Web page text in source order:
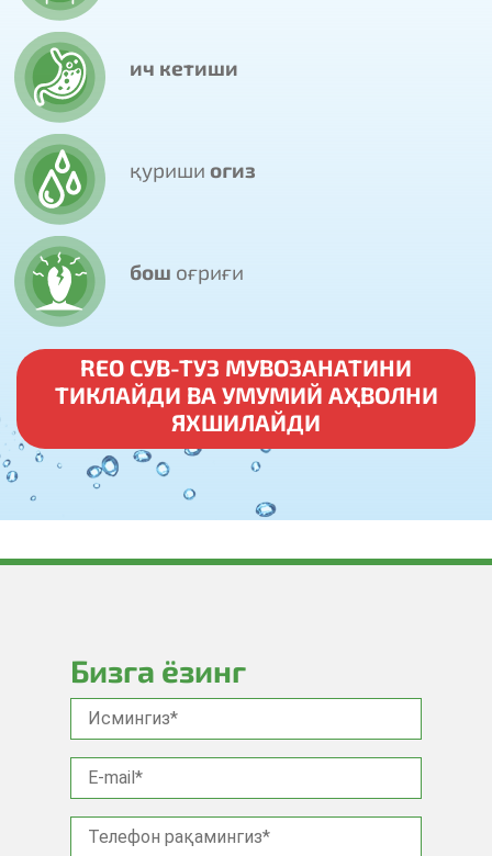
ич кетиши
қуриши оғиз
бош оғриғи
REO СУВ-ТУЗ МУВОЗАНАТИНИ
ТИКЛАЙДИ ВА УМУМИЙ АҲВОЛНИ
ЯХШИЛАЙДИ
Бизга ёзинг